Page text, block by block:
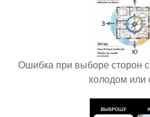
Ошибка при выборе сторон
холодом или